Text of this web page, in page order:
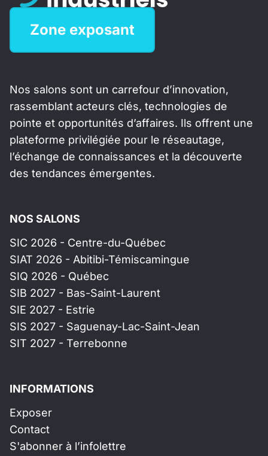
Zone exposant
Nos salons sont un carrefour d’innovation,
rassemblant acteurs clés, technologies de
pointe et opportunités d’affaires. Ils offrent une
plateforme privilégiée pour le réseautage,
l’échange de connaissances et la découverte
des tendances émergentes.
NOS SALONS
SIC 2026 - Centre-du-Québec
SIAT 2026 - Abitibi-Témiscamingue
SIQ 2026 - Québec
SIB 2027 - Bas-Saint-Laurent
SIE 2027 - Estrie
SIS 2027 - Saguenay-Lac-Saint-Jean
SIT 2027 - Terrebonne
INFORMATIONS
Exposer
Contact
S'abonner à l’infolettre